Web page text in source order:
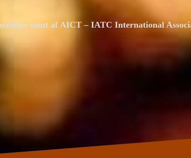
samt af AICT – IATC International